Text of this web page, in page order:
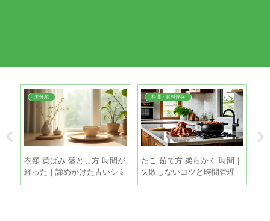
未分類
衣類 黄ばみ 落とし方 時間が
経った｜諦めかけた古いシミ
も家庭で復活させる方法
料理・食材保存
たこ 茹で方 柔らかく 時間｜
失敗しないコツと時間管理